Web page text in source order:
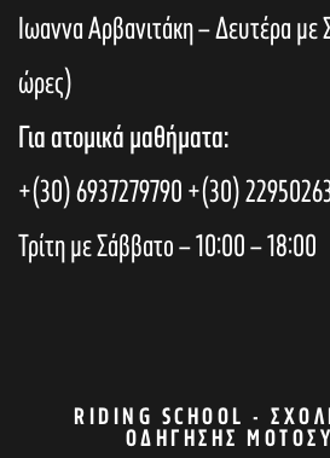
Ιωαννα Αρβανιτάκη – Δευτέρα με
ώρες)
Για ατομικά μαθήματα:
+(30) 6937279790+(30)
Τρίτη με Σάββατο – 10:00 – 18:00
RIDING SCHOOL -
ΟΔΉΓΗΣΗΣ